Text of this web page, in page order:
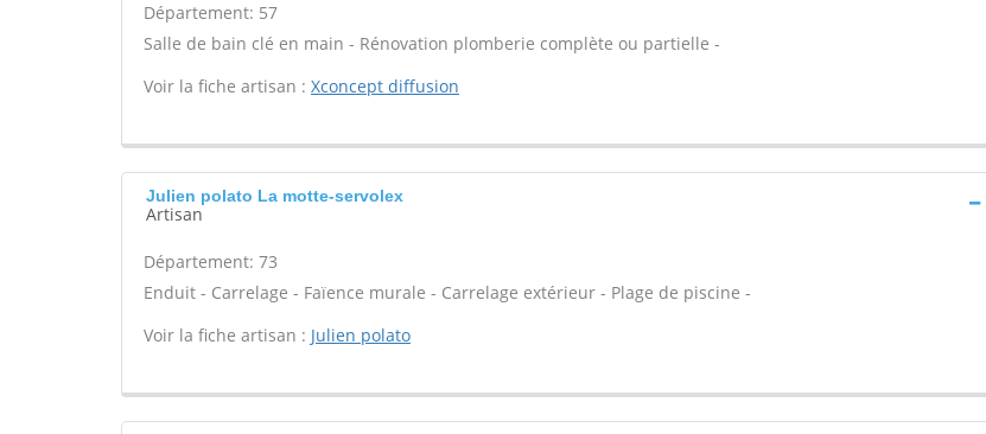
Département: 57
Salle de bain clé en main - Rénovation plomberie complète ou partielle -
Voir la fiche artisan : Xconcept diffusion
Julien polato La motte-servolex
Artisan
Département: 73
Enduit - Carrelage - Faïence murale - Carrelage extérieur - Plage de piscine -
Voir la fiche artisan : Julien polato